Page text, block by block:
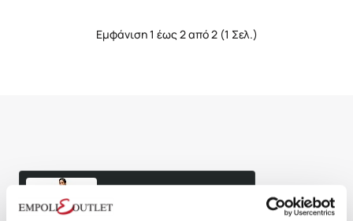
Εμφάνιση 1 έως 2 από 2 (1 Σελ.)
Superdry W8011955A D2
Ovin Cami Maxi Dress
Φόρεμα